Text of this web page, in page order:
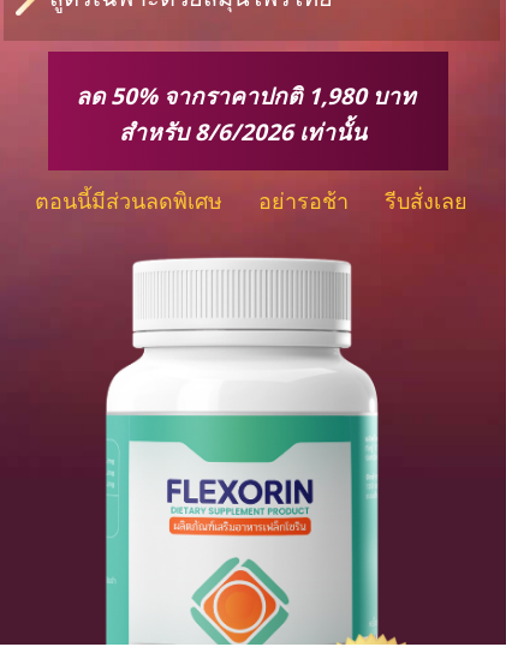
ตอนนี้มีส่วนลดพิเศษ อย่ารอช้า รีบสั่งเลย
ลด 50% จากราคาปกติ 1,980 บาท
สำหรับ 8/6/2026 เท่านั้น